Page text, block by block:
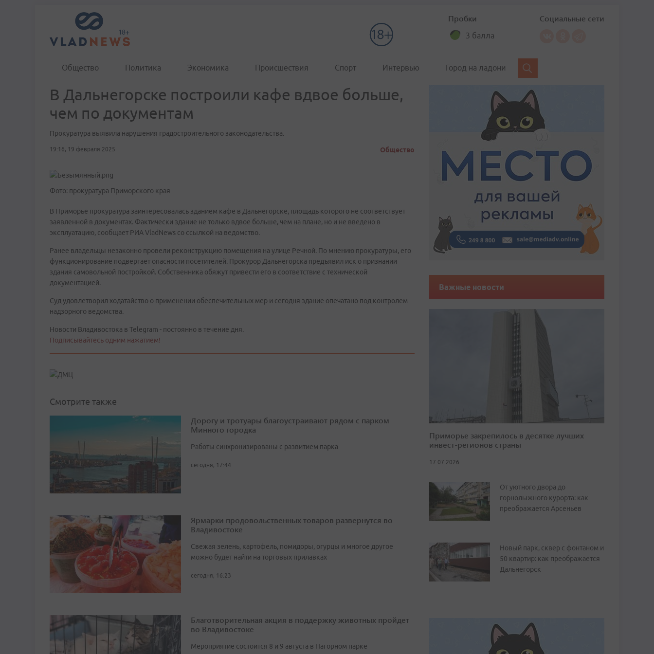
Пробки
3 балла
Социальные сети
Общество Политика Экономика Происшествия Спорт Интервью Город на ладони
В Дальнегорске построили кафе вдвое больше,
чем по документам
Прокуратура выявила нарушения градостроительного законодательства.
19:16, 19 февраля 2025 Общество
Фото: прокуратура Приморского края
В Приморье прокуратура заинтересовалась зданием кафе в Дальнегорске, площадь которого не соответствует
заявленной в документах. Фактически здание не только вдвое больше, чем на плане, но и не введено в
эксплуатацию, сообщает РИА VladNews со ссылкой на ведомство.
Ранее владельцы незаконно провели реконструкцию помещения на улице Речной. По мнению прокуратуры, его
функционирование подвергает опасности посетителей. Прокурор Дальнегорска предъявил иск о признании
здания самовольной постройкой. Собственника обяжут привести его в соответствие с технической
документацией.
Суд удовлетворил ходатайство о применении обеспечительных мер и сегодня здание опечатано под контролем
надзорного ведомства.
Новости Владивостока в Telegram - постоянно в течение дня.
Подписывайтесь одним нажатием!
Смотрите также
Дорогу и тротуары благоустраивают рядом с парком
Минного городка
Работы синхронизированы с развитием парка
сегодня, 17:44
Ярмарки продовольственных товаров развернутся во
Владивостоке
Свежая зелень, картофель, помидоры, огурцы и многое другое
можно будет найти на торговых прилавках
сегодня, 16:23
Благотворительная акция в поддержку животных пройдет
во Владивостоке
Мероприятие состоится 8 и 9 августа в Нагорном парке
Важные новости
Приморье закрепилось в десятке лучших
инвест-регионов страны
17.07.2026
От уютного двора до
горнолыжного курорта: как
преображается Арсеньев
Новый парк, сквер с фонтаном и
50 квартир: как преображается
Дальнегорск